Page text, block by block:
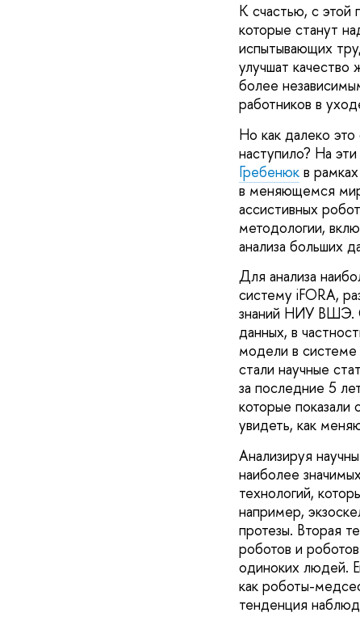
К счастью, с этой
которые станут
испытывающих
улучшат
более
работников в
Но как далеко
наступило? На
Гребенюкв
в меняющемся
ассистивных
методологии,
анализа больших
Для анализа
систему iFORA,
знаний НИУ ВШЭ.
данных, в
модели в системе
стали научные
за последние 5
которые
увидеть, как
Анализируя
наиболее
технологий,
например,
протезы. Вторая
роботов и
одиноких людей.
как роботы-
тенденция